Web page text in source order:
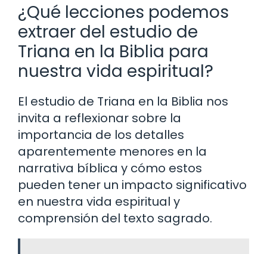
¿Qué lecciones podemos
extraer del estudio de
Triana en la Biblia para
nuestra vida espiritual?
El estudio de Triana en la Biblia nos
invita a reflexionar sobre la
importancia de los detalles
aparentemente menores en la
narrativa bíblica y cómo estos
pueden tener un impacto significativo
en nuestra vida espiritual y
comprensión del texto sagrado.